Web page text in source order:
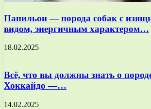
Папильон — порода собак с
видом, энергичным характером…
18.02.2025
Всё, что вы должны знать о
Хоккайдо —…
14.02.2025